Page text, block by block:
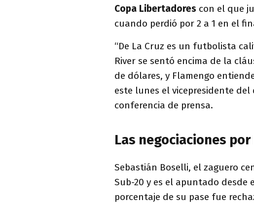
Copa Libertadores con el que
cuando perdió por 2 a 1 en el
“De La Cruz es un futbolista
River se sentó encima de la
de dólares, y Flamengo
este lunes el vicepresidente del
conferencia de prensa.
Las negociaciones
Sebastián Boselli, el zaguero
Sub-20 y es el apuntado desde
porcentaje de su pase fue